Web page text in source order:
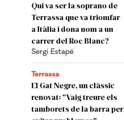
Qui va ser la soprano de
Terrassa que va triomfar
a Itàlia i dona nom a un
carrer del Roc Blanc?
Sergi Estapé
Terrassa
El Gat Negre, un clàssic
renovat: "Vaig treure els
tamborets de la barra per